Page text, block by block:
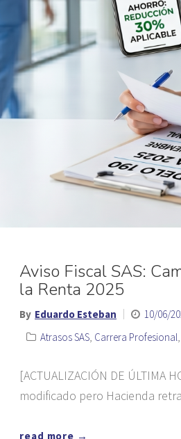
Aviso Fiscal SAS:
la Renta 2025
By Eduardo Esteban 10/06/
Atrasos SAS, Carrera Profesional,
[ACTUALIZACIÓN DE ÚLTIMA
modificado pero Hacienda
read more →